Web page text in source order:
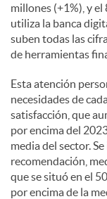
millones (+1%), y el
utiliza la banca
suben todas las
de herramientas
Esta atención
necesidades de
satisfacción, que
por encima del
media del sector.
recomendación,
que se situó en el
por encima de la